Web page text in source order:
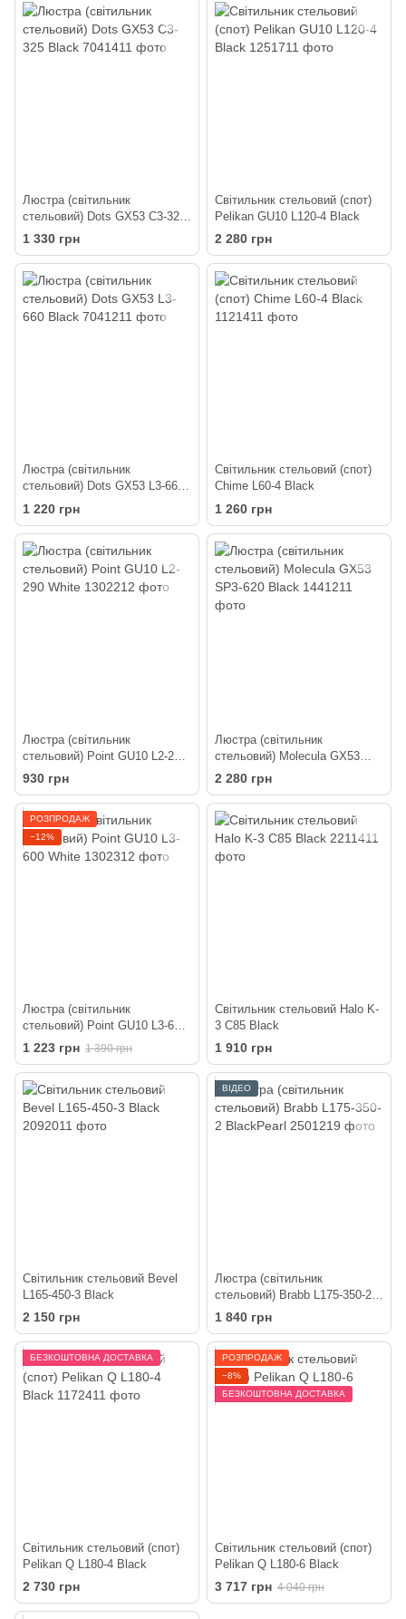
Люстра (світильник
стельовий) Dots GX53 C3-325
Black
1 330 грн
Світильник стельовий (спот)
Pelikan GU10 L120-4 Black
2 280 грн
Люстра (світильник
стельовий) Dots GX53 L3-660
Black
1 220 грн
Світильник стельовий (спот)
Chime L60-4 Black
1 260 грн
Люстра (світильник
стельовий) Point GU10 L2-290
White
930 грн
Люстра (світильник
стельовий) Molecula GX53
SP3-620 Black
2 280 грн
РОЗПРОДАЖ
−12%
Люстра (світильник
стельовий) Point GU10 L3-600
White
1 223 грн 1 390 грн
Світильник стельовий Halo K-
3 C85 Black
1 910 грн
Світильник стельовий Bevel
L165-450-3 Black
2 150 грн
ВІДЕО
Люстра (світильник
стельовий) Brabb L175-350-2
BlackPearl
1 840 грн
БЕЗКОШТОВНА ДОСТАВКА
Світильник стельовий (спот)
Pelikan Q L180-4 Black
2 730 грн
РОЗПРОДАЖ
−8%
БЕЗКОШТОВНА ДОСТАВКА
Світильник стельовий (спот)
Pelikan Q L180-6 Black
3 717 грн 4 040 грн